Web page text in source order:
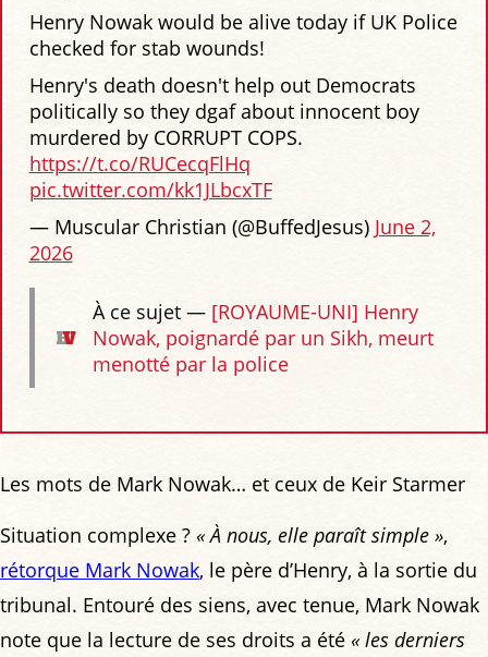
Henry Nowak would be alive today if UK Police
checked for stab wounds!
Henry's death doesn't help out Democrats
politically so they dgaf about innocent boy
murdered by CORRUPT COPS.
https://t.co/RUCecqFlHq
pic.twitter.com/kk1JLbcxTF
— Muscular Christian (@BuffedJesus) June 2,
2026
À ce sujet — [ROYAUME-UNI] Henry
Nowak, poignardé par un Sikh, meurt
menotté par la police
Les mots de Mark Nowak… et ceux de Keir Starmer
Situation complexe ? « À nous, elle paraît simple »,
rétorque Mark Nowak, le père d’Henry, à la sortie du
tribunal. Entouré des siens, avec tenue, Mark Nowak
note que la lecture de ses droits a été « les derniers